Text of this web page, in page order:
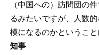
（中国への）訪問団の
るみたいですが、人数
模になるのかということ
知事